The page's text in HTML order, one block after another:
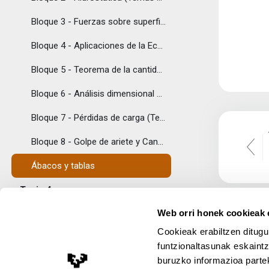
Web orri honek cookieak
Cookieak erabiltzen
funtzionaltasunak
buruzko informazioa
Bloque 3 - Fuerzas sobre superficies (Temas 5 y 6)
Bloque 4 - Aplicaciones de la Ecuación de Bernoulli (Temas 10 y 11)
Bloque 5 - Teorema de la cantidad de movimiento (Temas 12 y 13)
Bloque 6 - Análisis dimensional y teoría de modelos (Tema 14)
Bloque 7 - Pérdidas de carga (Temas 16 y 17)
Bloque 8 - Golpe de ariete y Canales (Temas 18 y 19)
Ábacos y tablas
Topic 4
Solución del examen de autoevaluación
Lege Oharra